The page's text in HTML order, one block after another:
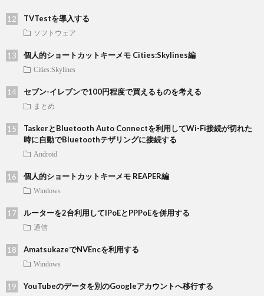
TVTestを導入する
ソフトウェア
個人的ショートカットキーメモ Cities:Skylines編
Cities:Skylines
セブン-イレブンで100円程度で買えるものを考える
まとめ
TaskerとBluetooth Auto Connectを利用してWi-Fi接続が切れた
時に自動でBluetoothテザリングに接続する
Android
個人的ショートカットキーメモ REAPER編
Windows
ルーターを2台利用してIPoEとPPPoEを併用する
通信
AmatsukazeでNVEncを利用する
Windows
YouTubeのデータを別のGoogleアカウントへ移行する